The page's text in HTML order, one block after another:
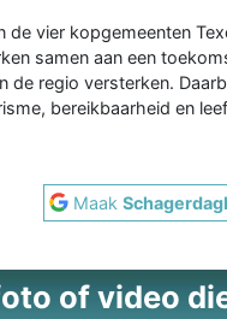
vier kopgemeenten
samen aan een
de regio versterken.
bereikbaarheid en
Maak
of video